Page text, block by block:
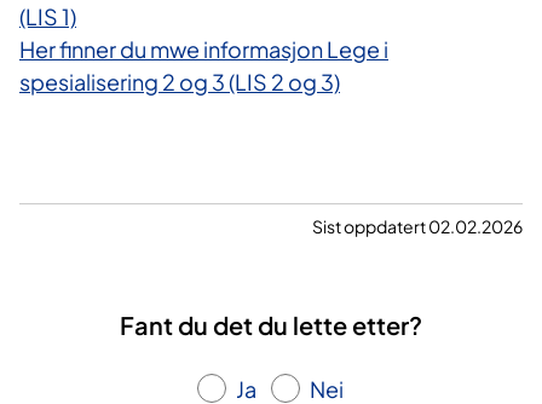
(LIS 1)
Her finner du mwe informasjon Lege i
spesialisering 2 og 3 (LIS 2 og 3)
Sist oppdatert 02.02.2026
Fant du det du lette etter?
Ja Nei